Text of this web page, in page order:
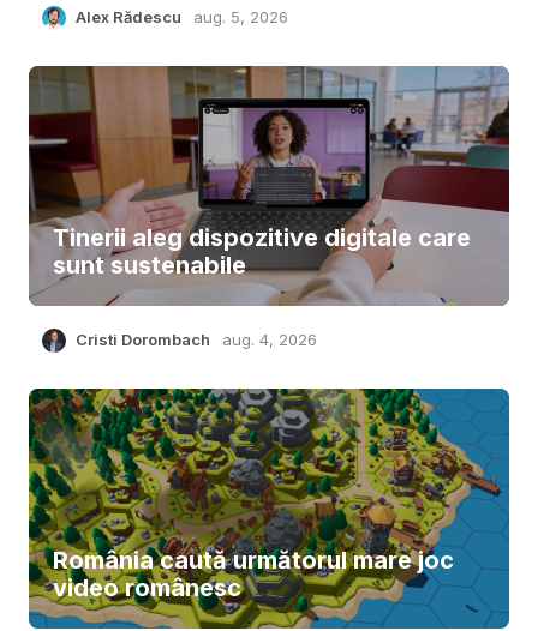
Alex Rădescu aug. 5, 2026
Tinerii aleg dispozitive digitale care
sunt sustenabile
Cristi Dorombach aug. 4, 2026
România caută următorul mare joc
video românesc